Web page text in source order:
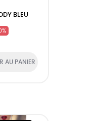
BLEU
AU PANIER